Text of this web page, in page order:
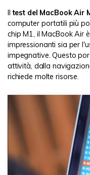
Iltest del MacBook Air
computer portatili più
chip M1, il MacBook Air
impressionanti sia per
impegnative. Questo
attività, dalla
richiede molte risorse.